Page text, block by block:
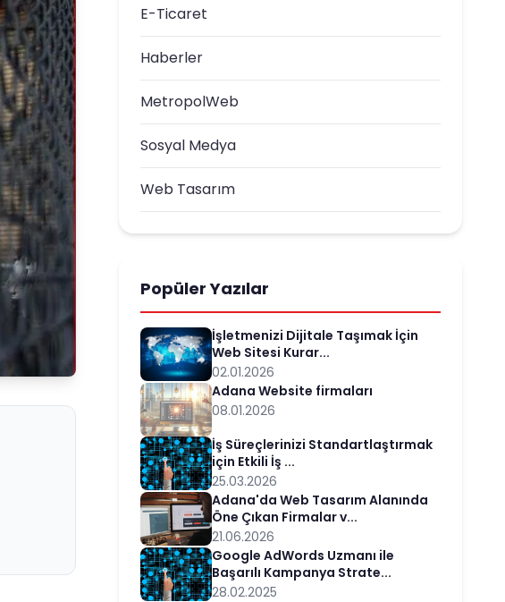
E-Ticaret
Haberler
MetropolWeb
Sosyal Medya
Web Tasarım
Popüler Yazılar
İşletmenizi Dijitale Taşımak İçin
Web Sitesi Kurar...
02.01.2026
Adana Website firmaları
08.01.2026
İş Süreçlerinizi Standartlaştırmak
için Etkili İş ...
25.03.2026
Adana'da Web Tasarım Alanında
Öne Çıkan Firmalar v...
21.06.2026
Google AdWords Uzmanı ile
Başarılı Kampanya Strate...
28.02.2025